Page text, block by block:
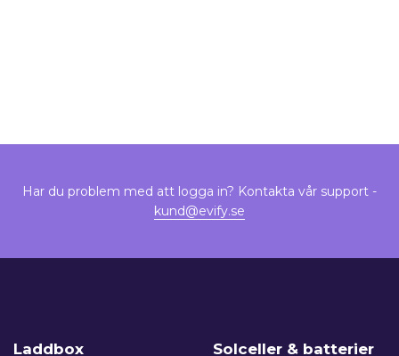
Har du problem med att logga in? Kontakta vår support -
kund@evify.se
Laddbox Solceller & batterier